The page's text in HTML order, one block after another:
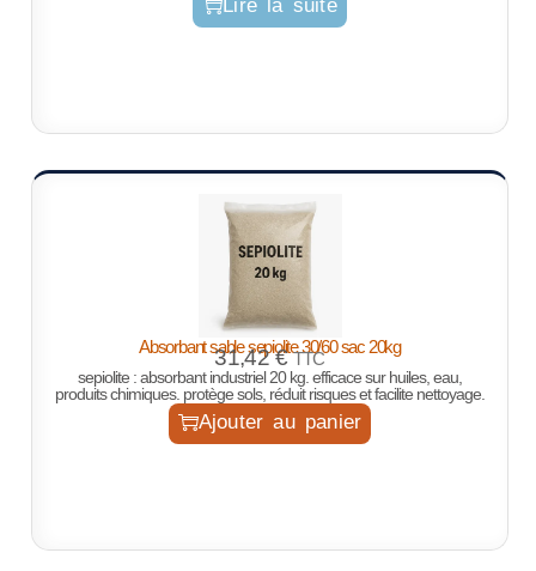
Lire la suite
Absorbant sable sepiolite 30/60 sac 20kg
31,42€ TTC
sepiolite : absorbant industriel 20 kg. efficace sur huiles, eau,
produits chimiques. protège sols, réduit risques et facilite nettoyage.
Ajouter au panier